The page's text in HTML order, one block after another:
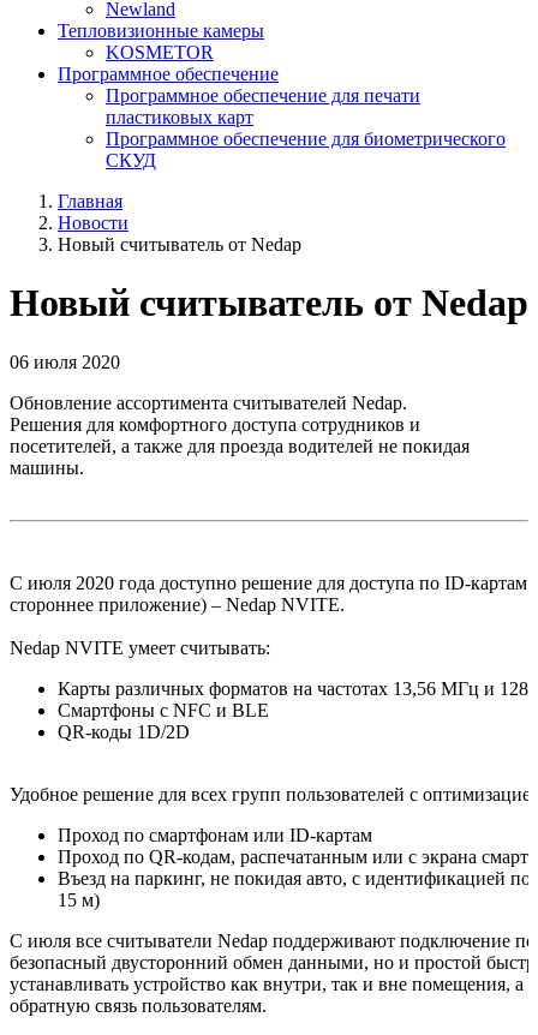
Newland
Тепловизионные камеры
KOSMETOR
Программное обеспечение
Программное обеспечение для печати
пластиковых карт
Программное обеспечение для биометрического
СКУД
Главная
Новости
Новый считыватель от Nedap
Новый считыватель от Nedap
06 июля 2020
Обновление ассортимента считывателей Nedap.
Решения для комфортного доступа сотрудников и
посетителей, а также для проезда водителей не покидая
машины.
С июля 2020 года доступно решение для доступа по ID-
стороннее приложение) – Nedap NVITE.
Nedap NVITE умеет считывать:
Карты различных форматов на частотах 13,56 МГц и 128
Смартфоны с NFC и BLE
QR-коды 1D/2D
Удобное решение для всех групп пользователей с
Проход по смартфонам или ID-картам
Проход по QR-кодам, распечатанным или с экрана
Въезд на паркинг, не покидая авто, с идентификацией
15 м)
С июля все считыватели Nedap поддерживают подключение по
безопасный двусторонний обмен данными, но и простой
устанавливать устройство как внутри, так и вне помещения, а
обратную связь пользователям.